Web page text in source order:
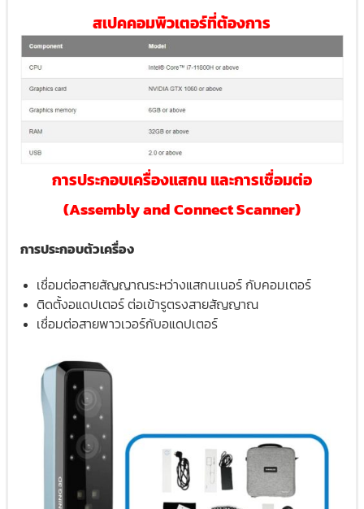
สเปคคอมพิวเตอร์ที่ต้องการ
การประกอบเครื่องแสกน และการเชื่อมต่อ
(Assembly and Connect Scanner)
การประกอบตัวเครื่อง
เชื่อมต่อสายสัญญาณระหว่างแสกนเนอร์ กับคอมเตอร์
ติดตั้งอแดปเตอร์ ต่อเข้ารูตรงสายสัญญาณ
เชื่อมต่อสายพาวเวอร์กับอแดปเตอร์